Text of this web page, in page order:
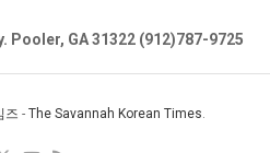
Pooler, GA 31322 (912)787-9725
즈 - The Savannah Korean Times